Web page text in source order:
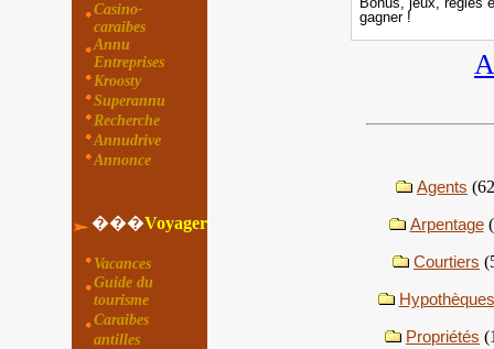
Casino-
caraibes
Annu
Entreprises
Kroosty
Superannu
Recherche
Annudrive
Annonce
���Voyager
Vacances
Guide du
tourisme
Caraibes
antilles
Agents
Arpentage
Courtiers
Hypothèques
Propriétés